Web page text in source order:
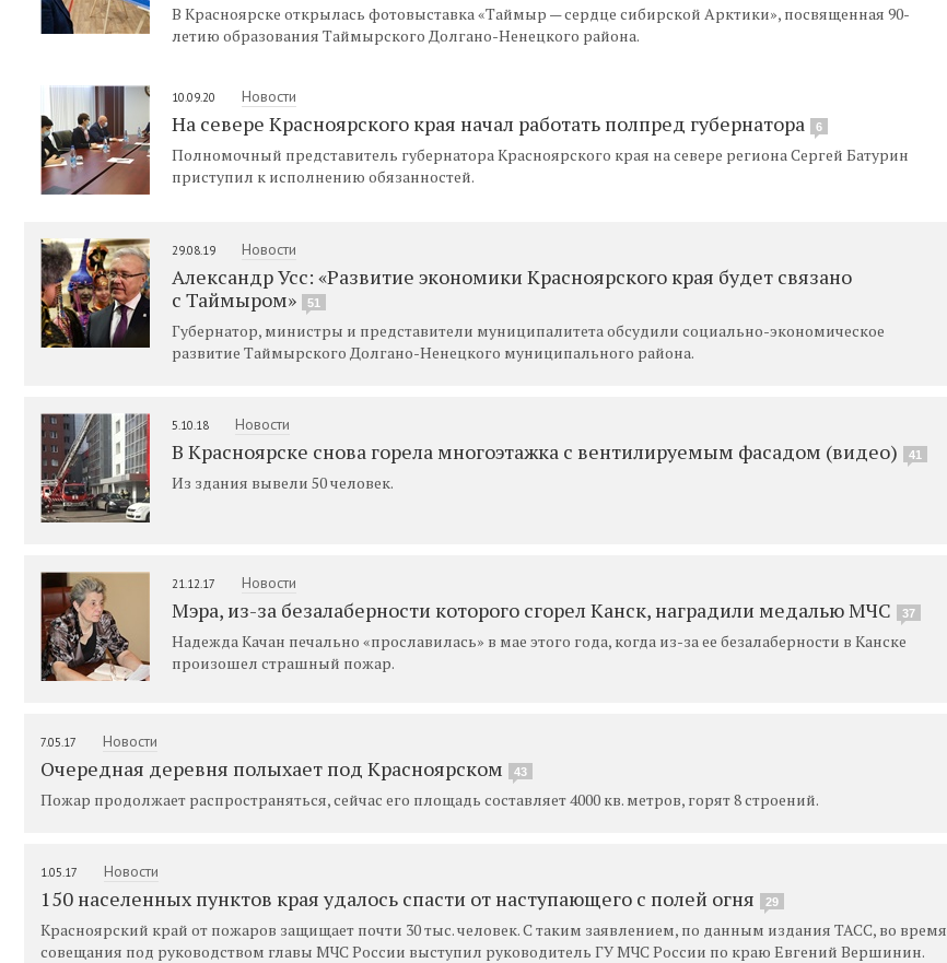
В Красноярске открылась фотовыставка «Таймыр — сердце сибирской Арктики», посвященная 90-
летию образования Таймырского Долгано-Ненецкого района.
10.09.20 Новости
На севере Красноярского края начал работать полпред губернатора 6
Полномочный представитель губернатора Красноярского края на севере региона Сергей Батурин
приступил к исполнению обязанностей.
29.08.19 Новости
Александр Усс: «Развитие экономики Красноярского края будет связано
с Таймыром»
51
Губернатор, министры и представители муниципалитета обсудили социально-экономическое
развитие Таймырского Долгано-Ненецкого муниципального района.
5.10.18 Новости
В Красноярске снова горела многоэтажка с вентилируемым фасадом (видео) 41
Из здания вывели 50 человек.
21.12.17 Новости
Мэра, из-за безалаберности которого сгорел Канск, наградили медалью МЧС 37
Надежда Качан печально «прославилась» в мае этого года, когда из-за ее безалаберности в Канске
произошел страшный пожар.
7.05.17 Новости
Очередная деревня полыхает под Красноярском 43
Пожар продолжает распространяться, сейчас его площадь составляет 4000 кв. метров, горят 8 строений.
1.05.17 Новости
150 населенных пунктов края удалось спасти от наступающего с полей огня 29
Красноярский край от пожаров защищает почти 30 тыс. человек. С таким заявлением, по данным издания ТАСС, во время
совещания под руководством главы МЧС России выступил руководитель ГУ МЧС России по краю Евгений Вершинин.